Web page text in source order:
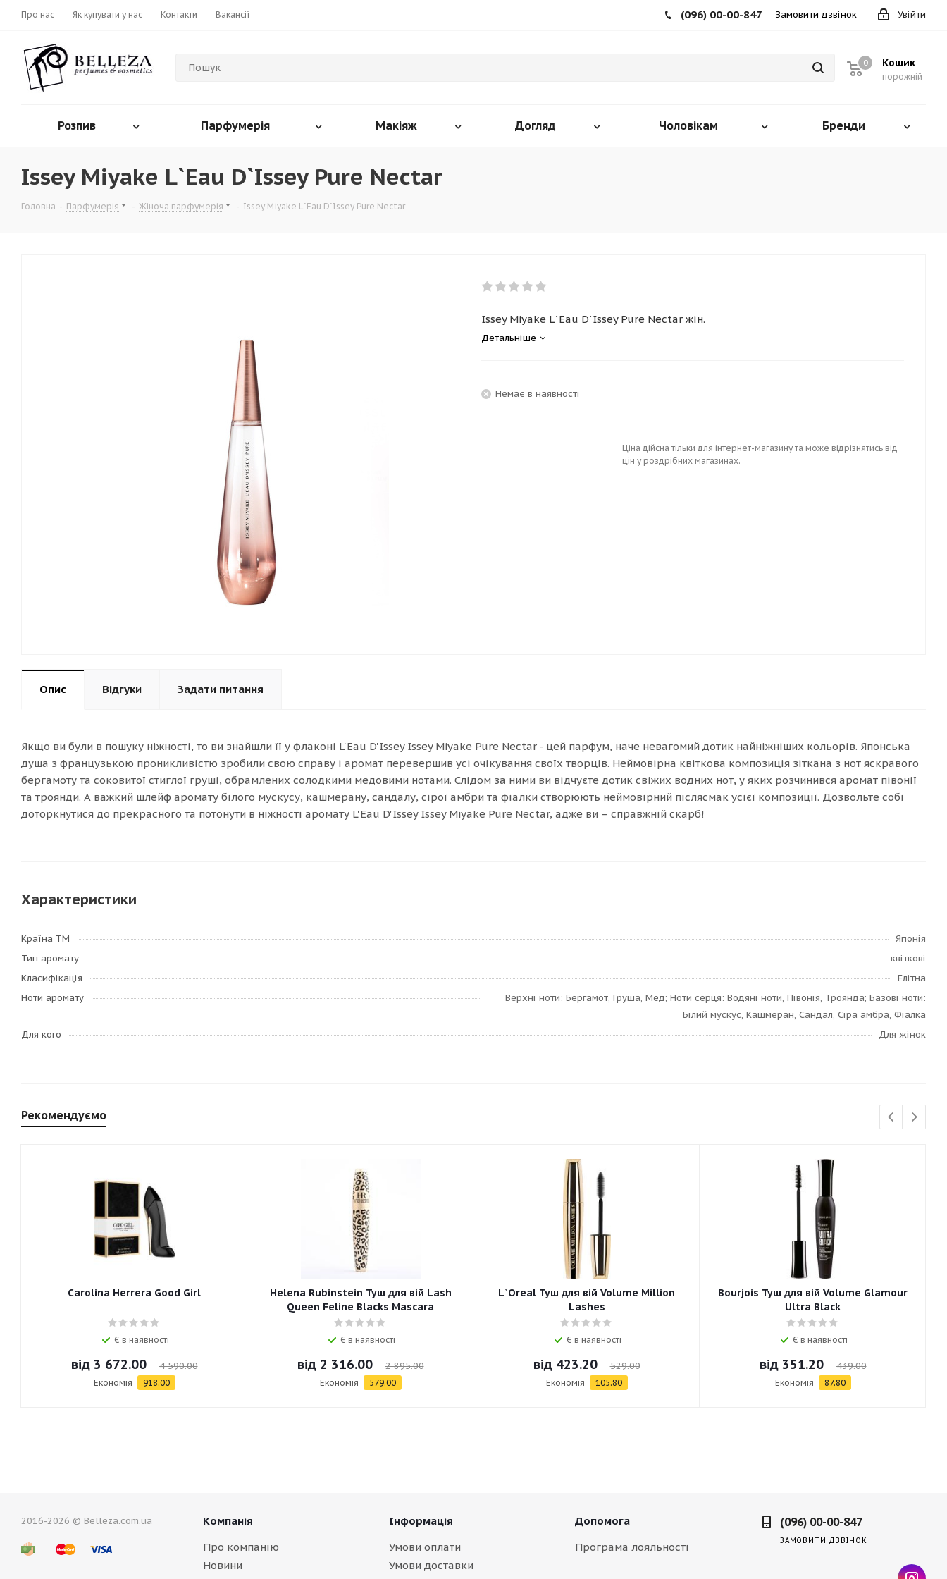
Про нас Як купувати у нас Контакти Вакансії Увійти
(096) 00-00-847 Замовити дзвінок
Кошик
порожній
0
Розпив Парфумерія Макіяж Догляд Чоловікам Бренди
Issey Miyake L`Eau D`Issey Pure Nectar
Головна - Парфумерія - Жіноча парфумерія - Issey Miyake L`Eau D`Issey Pure Nectar
Issey Miyake L`Eau D`Issey Pure Nectar жін.
Детальніше
Немає в наявності
Ціна дійсна тільки для інтернет-магазину та може відрізнятись від
цін у роздрібних магазинах.
Опис Відгуки Задати питання
Якщо ви були в пошуку ніжності, то ви знайшли її у флаконі L'Eau D'Issey Issey Miyake Pure Nectar - цей парфум, наче невагомий дотик найніжніших кольорів. Японська
душа з французькою проникливістю зробили свою справу і аромат перевершив усі очікування своїх творців. Неймовірна квіткова композиція зіткана з нот яскравого
бергамоту та соковитої стиглої груші, обрамлених солодкими медовими нотами. Слідом за ними ви відчуєте дотик свіжих водних нот, у яких розчинився аромат півонії
та троянди. А важкий шлейф аромату білого мускусу, кашмерану, сандалу, сірої амбри та фіалки створюють неймовірний післясмак усієї композиції. Дозвольте собі
доторкнутися до прекрасного та потонути в ніжності аромату L'Eau D'Issey Issey Miyake Pure Nectar, адже ви – справжній скарб!
Характеристики
Країна ТМ
Японія
Тип аромату
квіткові
Класифікація
Елітна
Ноти аромату
Верхні ноти: Бергамот, Груша, Мед; Ноти серця: Водяні ноти, Півонія, Троянда; Базові ноти:
Білий мускус, Кашмеран, Сандал, Сіра амбра, Фіалка
Для кого
Для жінок
Рекомендуємо
Carolina Herrera Good Girl
Є в наявності
від 3 672.00 4 590.00
Економія 918.00
Helena Rubinstein Туш для вій Lash
Queen Feline Blacks Mascara
Є в наявності
від 2 316.00 2 895.00
Економія 579.00
L`Oreal Туш для вій Volume Million
Lashes
Є в наявності
від 423.20 529.00
Економія 105.80
Bourjois Туш для вій Volume Glamour
Ultra Black
Є в наявності
від 351.20 439.00
Економія 87.80
2016-2026 © Belleza.com.ua
Компанія
Про компанію
Новини
Інформація
Умови оплати
Умови доставки
Допомога
Програма лояльності
(096) 00-00-847
ЗАМОВИТИ ДЗВІНОК